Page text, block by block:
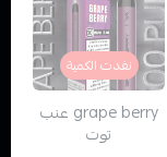
نفدت الكمية
grape berry عنب
توت